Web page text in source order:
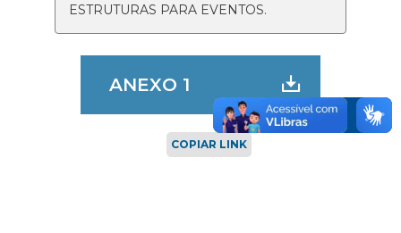
ESTRUTURAS PARA EVENTOS.
ANEXO 1
COPIAR LINK